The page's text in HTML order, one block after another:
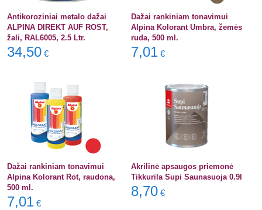
Antikoroziniai metalo dažai
ALPINA DIREKT AUF ROST,
žali, RAL6005, 2.5 Ltr.
34,50 €
Dažai rankiniam tonavimui
Alpina Kolorant Umbra, žemės
ruda, 500 ml.
7,01 €
Dažai rankiniam tonavimui
Alpina Kolorant Rot, raudona,
500 ml.
7,01 €
Akrilinė apsaugos priemonė
Tikkurila Supi Saunasuoja 0.9l
8,70 €